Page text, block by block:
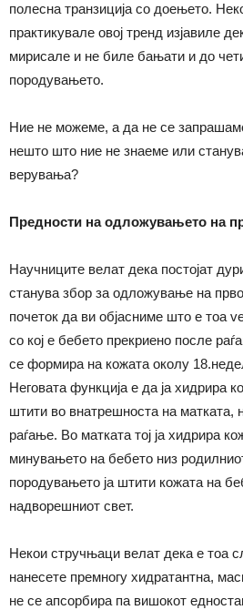
полесна транзиција со доењето.
практикувале овој тренд изјавиле
мирисале и не биле бањати и до
породувањето.
Ние не можеме, а да не се
нешто што ние не знаеме или
верувања?
Предности на одложувањето на
Научниците велат дека постојат
станува збор за одложување на
почеток да ви објасниме што е тоа
со кој е бебето прекриено после
се формира на кожата околу
Неговата функција е да ја хидрира
штити во внатрешноста на матката,
раѓање. Во матката тој ја хидрира
минувањето на бебето низ
породувањето ја штити кожата на
надворешниот свет.
Некои стручњаци велат дека е тоа
нанесете премногу хидратантна,
не се апсорбира па вишокот